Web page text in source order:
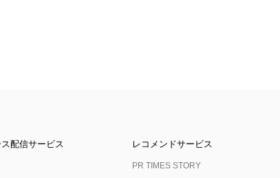
配信サービス レコメンドサービス
PR TIMES STORY